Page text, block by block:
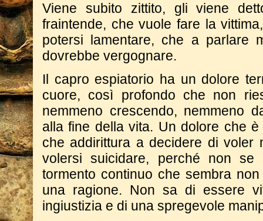
Viene subito zittito, gli viene
fraintende, che vuole fare la
potersi lamentare, che a parlare
dovrebbe vergognare.
Il capro espiatorio ha un dolore
cuore, così profondo che non
nemmeno crescendo, nemmeno
alla fine della vita. Un dolore che
che addirittura a decidere di voler
volersi suicidare, perché non
tormento continuo che sembra
una ragione. Non sa di essere
ingiustizia e di una spregevole